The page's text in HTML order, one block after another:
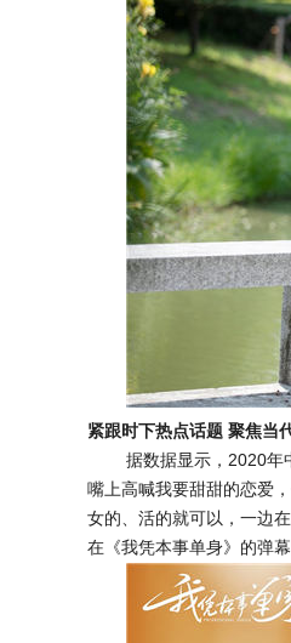
紧跟时下热点话题 聚焦当
据数据显示，2020年
嘴上高喊我要甜甜的恋爱
女的、活的就可以，一边
在《我凭本事单身》的弹